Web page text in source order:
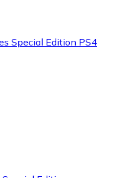
Special Edition PS4